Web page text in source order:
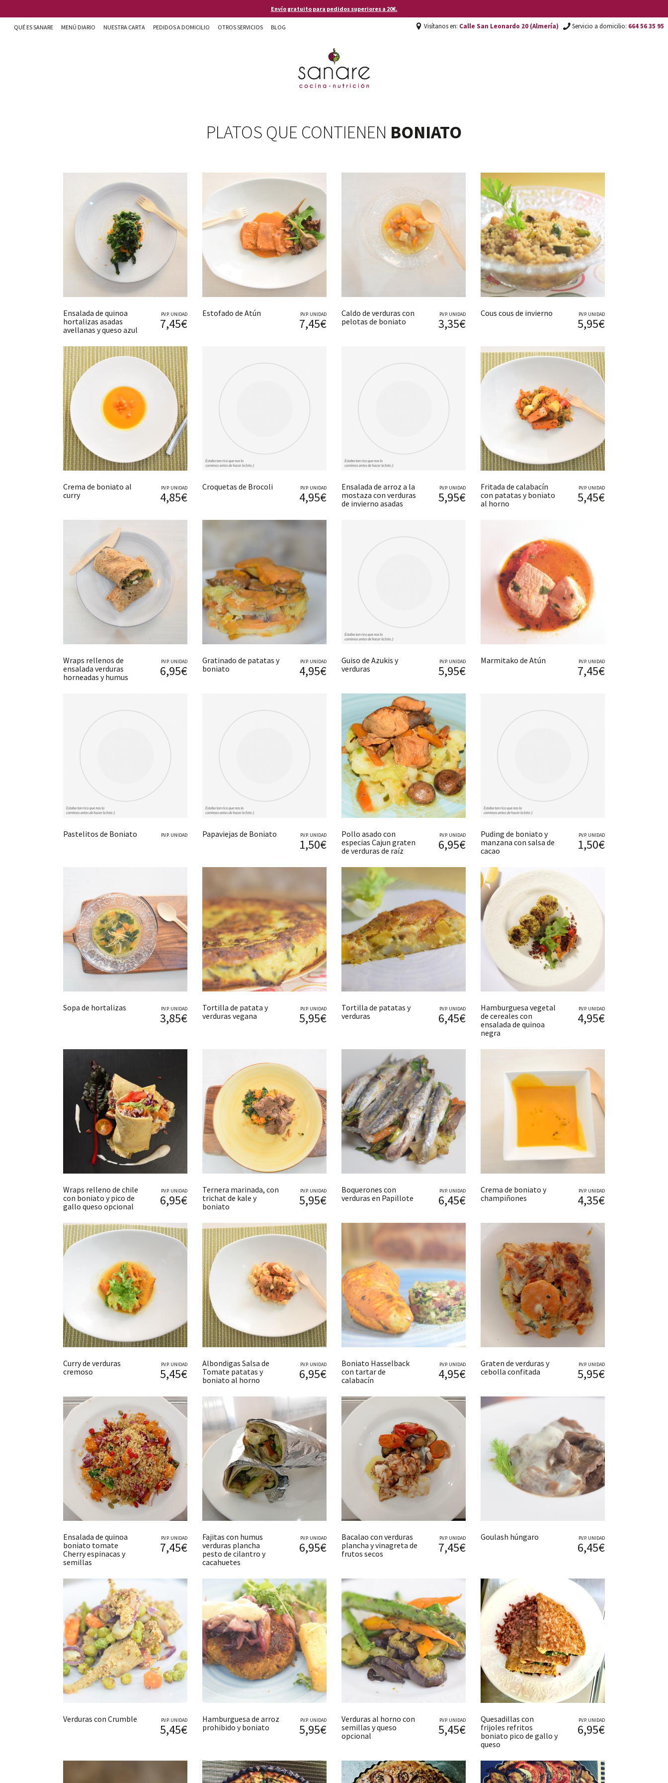
Envío gratuito para pedidos superiores a 20€.
QUÉ ES SANARE MENÚ DIARIO NUESTRA CARTA PEDIDOS A DOMICILIO OTROS SERVICIOS BLOG Visítanos en: Calle San Leonardo 20 (Almería) Servicio a domicilio: 664 56 35 95
PLATOS QUE CONTIENEN BONIATO
Ensalada de quinoa
hortalizas asadas
avellanas y queso azul
P.V.P. UNIDAD
7,45€
Estofado de Atún P.V.P. UNIDAD
7,45€
Caldo de verduras con
pelotas de boniato
P.V.P. UNIDAD
3,35€
Cous cous de invierno P.V.P. UNIDAD
5,95€
Crema de boniato al
curry
P.V.P. UNIDAD
4,85€
Croquetas de Brocoli P.V.P. UNIDAD
4,95€
Ensalada de arroz a la
mostaza con verduras
de invierno asadas
P.V.P. UNIDAD
5,95€
Fritada de calabacín
con patatas y boniato
al horno
P.V.P. UNIDAD
5,45€
Wraps rellenos de
ensalada verduras
horneadas y humus
P.V.P. UNIDAD
6,95€
Gratinado de patatas y
boniato
P.V.P. UNIDAD
4,95€
Guiso de Azukis y
verduras
P.V.P. UNIDAD
5,95€
Marmitako de Atún P.V.P. UNIDAD
7,45€
Pastelitos de Boniato P.V.P. UNIDAD Papaviejas de Boniato P.V.P. UNIDAD
1,50€
Pollo asado con
especias Cajun graten
de verduras de raíz
P.V.P. UNIDAD
6,95€
Puding de boniato y
manzana con salsa de
cacao
P.V.P. UNIDAD
1,50€
Sopa de hortalizas P.V.P. UNIDAD
3,85€
Tortilla de patata y
verduras vegana
P.V.P. UNIDAD
5,95€
Tortilla de patatas y
verduras
P.V.P. UNIDAD
6,45€
Hamburguesa vegetal
de cereales con
ensalada de quinoa
negra
P.V.P. UNIDAD
4,95€
Wraps relleno de chile
con boniato y pico de
gallo queso opcional
P.V.P. UNIDAD
6,95€
Ternera marinada, con
trichat de kale y
boniato
P.V.P. UNIDAD
5,95€
Boquerones con
verduras en Papillote
P.V.P. UNIDAD
6,45€
Crema de boniato y
champiñones
P.V.P. UNIDAD
4,35€
Curry de verduras
cremoso
P.V.P. UNIDAD
5,45€
Albondigas Salsa de
Tomate patatas y
boniato al horno
P.V.P. UNIDAD
6,95€
Boniato Hasselback
con tartar de
calabacín
P.V.P. UNIDAD
4,95€
Graten de verduras y
cebolla confitada
P.V.P. UNIDAD
5,95€
Ensalada de quinoa
boniato tomate
Cherry espinacas y
semillas
P.V.P. UNIDAD
7,45€
Fajitas con humus
verduras plancha
pesto de cilantro y
cacahuetes
P.V.P. UNIDAD
6,95€
Bacalao con verduras
plancha y vinagreta de
frutos secos
P.V.P. UNIDAD
7,45€
Goulash húngaro P.V.P. UNIDAD
6,45€
Verduras con Crumble P.V.P. UNIDAD
5,45€
Hamburguesa de arroz
prohibido y boniato
P.V.P. UNIDAD
5,95€
Verduras al horno con
semillas y queso
opcional
P.V.P. UNIDAD
5,45€
Quesadillas con
frijoles refritos
boniato pico de gallo y
queso
P.V.P. UNIDAD
6,95€